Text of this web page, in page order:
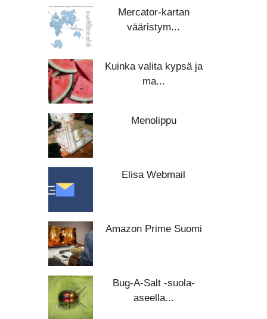
Mercator-kartan
vääristym...
Kuinka valita kypsä ja
ma...
Menolippu
Elisa Webmail
Amazon Prime Suomi
Bug-A-Salt -suola-
aseella...